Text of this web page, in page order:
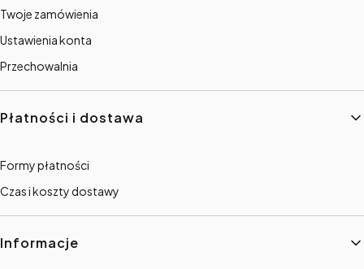
Twoje zamówienia
Ustawienia konta
Przechowalnia
Płatności i dostawa
Formy płatności
Czas i koszty dostawy
Informacje